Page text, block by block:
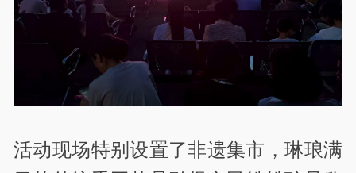
活动现场特别设置了非遗集市，琳琅满